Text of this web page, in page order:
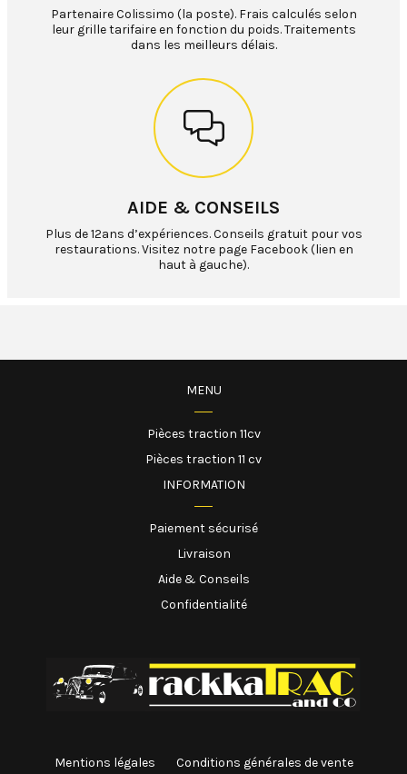
Partenaire Colissimo (la poste). Frais calculés selon
leur grille tarifaire en fonction du poids. Traitements
dans les meilleurs délais.
AIDE & CONSEILS
Plus de 12ans d’expériences. Conseils gratuit pour vos
restaurations. Visitez notre page Facebook (lien en
haut à gauche).
MENU
Pièces traction 11cv
Pièces traction 11 cv
INFORMATION
Paiement sécurisé
Livraison
Aide & Conseils
Confidentialité
Mentions légales Conditions générales de vente